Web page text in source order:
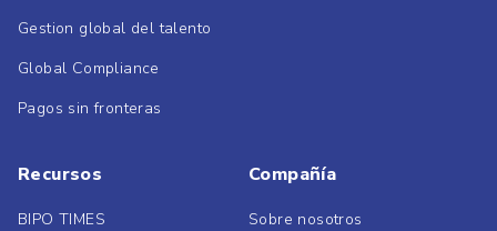
Gestion global del talento
Global Compliance
Pagos sin fronteras
Recursos
BIPO TIMES
Compañía
Sobre nosotros